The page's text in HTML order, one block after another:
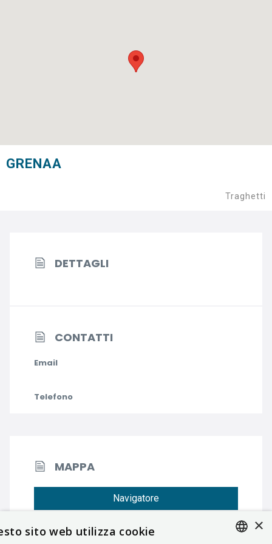
GRENAA
Traghetti
DETTAGLI
CONTATTI
Email
Telefono
MAPPA
Navigatore
×
sito web utilizza cookie